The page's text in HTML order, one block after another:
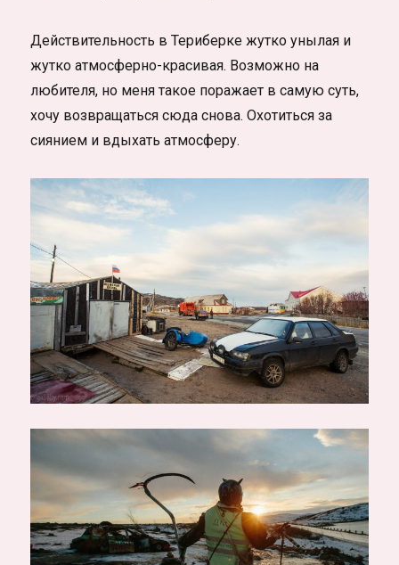
Действительность в Териберке жутко унылая и
жутко атмосферно-красивая. Возможно на
любителя, но меня такое поражает в самую суть,
хочу возвращаться сюда снова. Охотиться за
сиянием и вдыхать атмосферу.